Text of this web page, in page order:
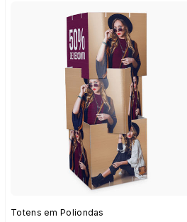
Totens em Poliondas